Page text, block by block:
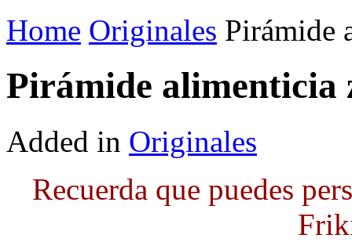
Home Originales Pirámide
Pirámide alimenticia
Added in Originales
Recuerda que puedes